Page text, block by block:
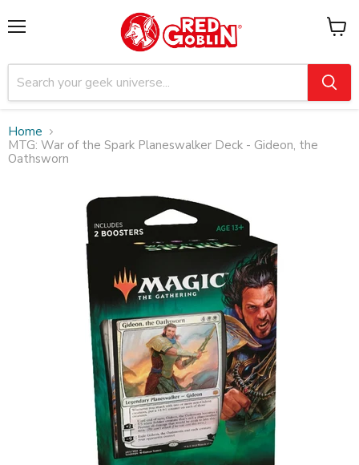
View
Home
MTG: War of the Spark Planeswalker Deck - Gideon, the
Oathsworn